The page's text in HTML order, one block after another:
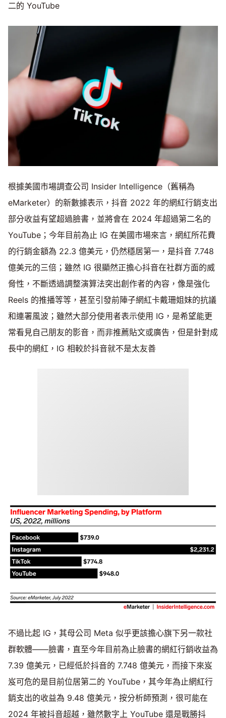
二的 YouTube
根據美國市場調查公司 Insider Intelligence（舊稱為
eMarketer）的新數據表示，抖音 2022 年的網紅行銷支出
部分收益有望超過臉書，並將會在 2024 年超過第二名的
YouTube；今年目前為止 IG 在美國市場來言，網紅所花費
的行銷金額為 22.3 億美元，仍然穩居第一，是抖音 7.748
億美元的三倍；雖然 IG 很顯然正擔心抖音在社群方面的威
脅性，不斷透過調整演算法突出創作者的內容，像是強化
Reels 的推播等等，甚至引發前陣子網紅卡戴珊姐妹的抗議
和連署風波；雖然大部分使用者表示使用 IG，是希望能更
常看見自己朋友的影音，而非推薦貼文或廣告，但是針對成
長中的網紅，IG 相較於抖音就不是太友善
不過比起 IG，其母公司 Meta 似乎更該擔心旗下另一款社
群軟體——臉書，直至今年目前為止臉書的網紅行銷收益為
7.39 億美元，已經低於抖音的 7.748 億美元，而接下來岌
岌可危的是目前位居第二的 YouTube，其今年為止網紅行
銷支出的收益為 9.48 億美元，按分析師預測，很可能在
2024 年被抖音超越，雖然數字上 YouTube 還是戰勝抖